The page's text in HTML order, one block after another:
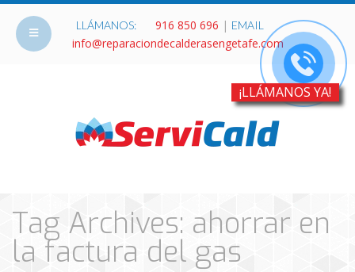
LLÁMANOS: 916 850 696 | EMAIL
info@reparaciondecalderasengetafe.com
Tag Archives: ahorrar en
la factura del gas
¡LLÁMANOS YA!